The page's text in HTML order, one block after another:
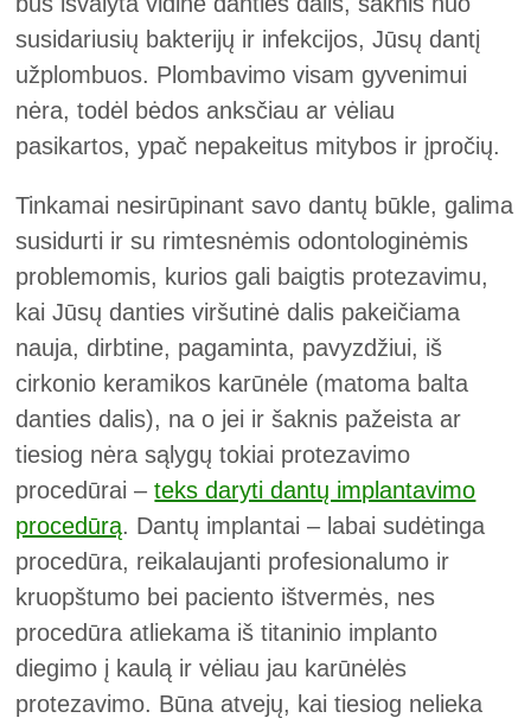
susidariusių bakterijų ir infekcijos, Jūsų dantį
užplombuos. Plombavimo visam gyvenimui
nėra, todėl bėdos anksčiau ar vėliau
pasikartos, ypač nepakeitus mitybos ir įpročių.
Tinkamai nesirūpinant savo dantų būkle, galima
susidurti ir su rimtesnėmis odontologinėmis
problemomis, kurios gali baigtis protezavimu,
kai Jūsų danties viršutinė dalis pakeičiama
nauja, dirbtine, pagaminta, pavyzdžiui, iš
cirkonio keramikos karūnėle (matoma balta
danties dalis), na o jei ir šaknis pažeista ar
tiesiog nėra sąlygų tokiai protezavimo
procedūrai –teks daryti dantų implantavimo
procedūrą. Dantų implantai – labai sudėtinga
procedūra, reikalaujanti profesionalumo ir
kruopštumo bei paciento ištvermės, nes
procedūra atliekama iš titaninio implanto
diegimo į kaulą ir vėliau jau karūnėlės
protezavimo. Būna atvejų, kai tiesiog nelieka